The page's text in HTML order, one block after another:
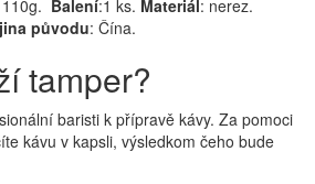
Balení:1 ks. Materiál: nerez.
původu: Čína.
tamper?
baristi k přípravě kávy. Za pomoci
kávu v kapsli, výsledkom čeho bude